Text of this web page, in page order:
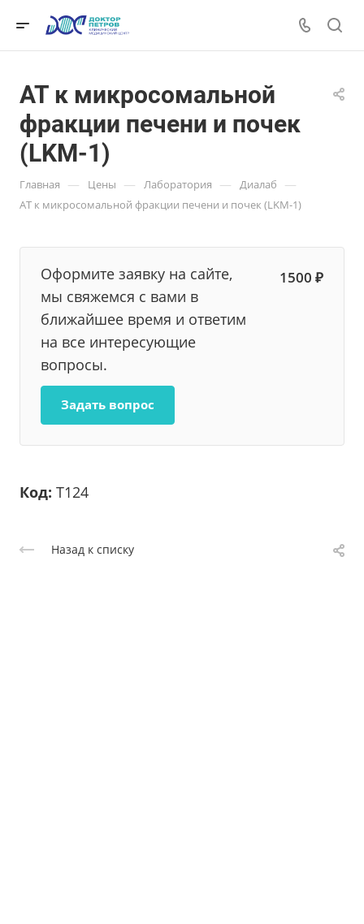
АТ к микросомальной
фракции печени и почек
(LKM-1)
Главная — Цены — Лаборатория — Диалаб —
АТ к микросомальной фракции печени и почек (LKM-1)
Оформите заявку на сайте,
мы свяжемся с вами в
ближайшее время и ответим
на все интересующие
вопросы.
1500 ₽
Задать вопрос
Код: Т124
Назад к списку